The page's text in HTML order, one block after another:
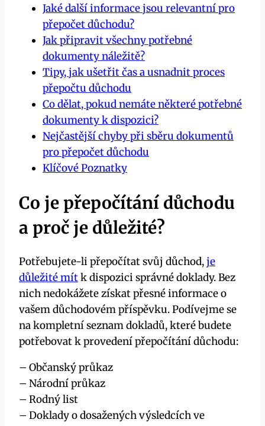
Jaké další informace jsou relevantní pro
přepočet důchodu?
Jak připravit všechny potřebné
dokumenty náležitě?
Tipy, jak ušetřit čas a usnadnit proces
přepočtu důchodu
Co dělat, pokud nemáte některé potřebné
dokumenty k dispozici?
Nejčastější chyby při sběru dokumentů
pro přepočet důchodu
Klíčové Poznatky
Co je přepočítání důchodu
a proč je důležité?
Potřebujete-li přepočítat svůj důchod,je
důležité mítk dispozici správné doklady. Bez
nich nedokážete získat přesné informace o
vašem důchodovém příspěvku. Podívejme se
na kompletní seznam dokladů, které budete
potřebovat k provedení přepočítání důchodu:
– Občanský průkaz
– Národní průkaz
– Rodný list
– Doklady o dosažených výsledcích ve